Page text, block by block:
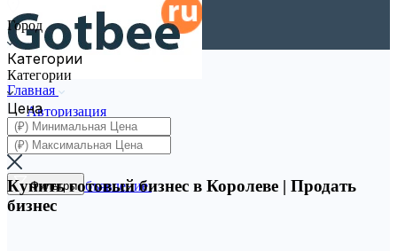
Главная
Авторизация
Регистрация
Разместить объявление
Город
Категории
Категории
Цена
Фильтры
Купить готовый бизнес в Королеве | Продать
бизнес